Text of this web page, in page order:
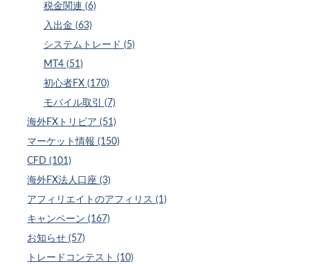
税金関連 (6)
入出金 (63)
システムトレード (5)
MT4 (51)
初心者FX (170)
モバイル取引 (7)
海外FXトリビア (51)
マーケット情報 (150)
CFD (101)
海外FX法人口座 (3)
アフィリエイトのアフィリス (1)
キャンペーン (167)
お知らせ (57)
トレードコンテスト (10)